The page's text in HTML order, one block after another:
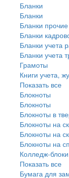
Бланки
Бланки
Бланки прочие
Бланки
Бланки учета
Бланки учета
Грамоты
Книги учета,
Показать все
Блокноты
Блокноты
Блокноты в
Блокноты на
Блокноты на
Блокноты на
Колледж-блоки
Показать все
Бумага для